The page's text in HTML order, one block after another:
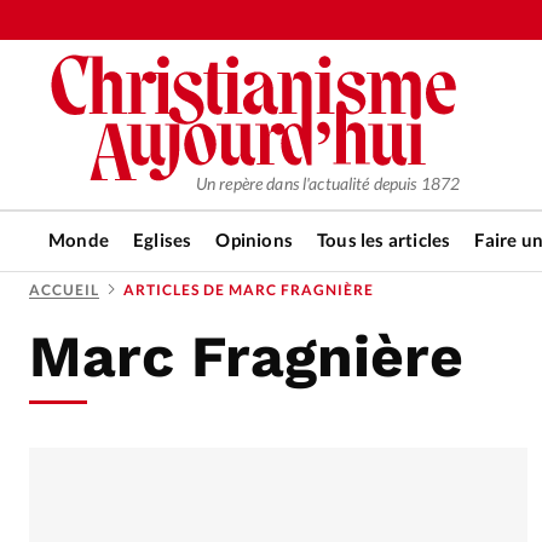
Un repère dans l'actualité depuis 1872
Monde Eglises Opinions Tous les articles Faire
RUBRIQUES
Tous les articles
ACCUEIL ARTICLES DE MARC FRAGNIÈRE
Marc Fragnière